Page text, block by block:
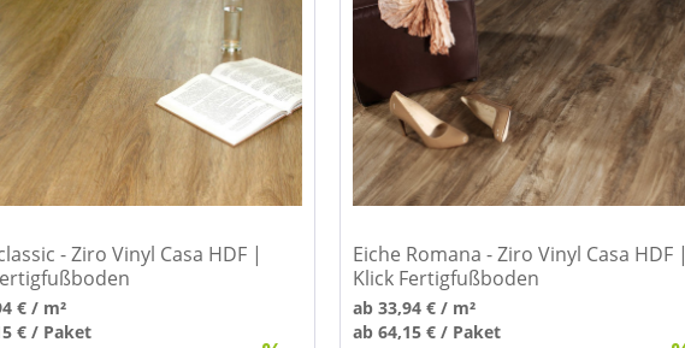
- Ziro Vinyl Casa HDF |
€ / m²
€ / Paket
Eiche Romana - Ziro Vinyl Casa HDF |
Klick Fertigfußboden
ab 33,94 € / m²
ab 64,15 € / Paket